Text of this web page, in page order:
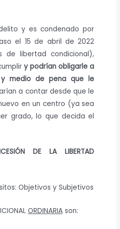
y es condenado por
el 15 de abril de 2022
de libertad condicional),
y podrían obligarle a
y medio de pena que le
a contar desde que le
en un centro (ya sea
grado, lo que decida el
DE LA LIBERTAD
Objetivos y Subjetivos
ORDINARIAson: